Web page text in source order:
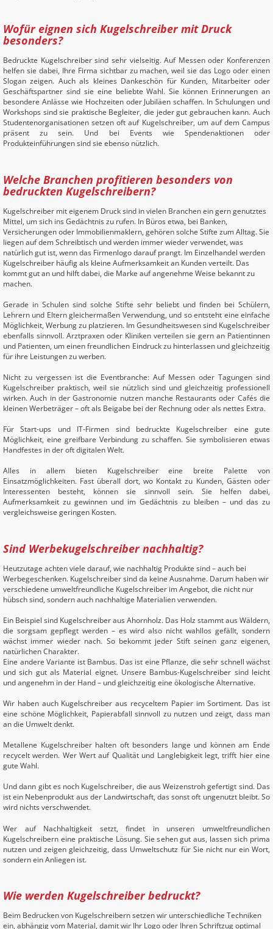
Wofür eignen sich Kugelschreiber mit Druck
besonders?
Bedruckte Kugelschreiber sind sehr vielseitig. Auf Messen oder Konferenzen
helfen sie dabei, Ihre Firma sichtbar zu machen, weil sie das Logo oder einen
Slogan zeigen. Auch als kleines Dankeschön für Kunden, Mitarbeiter oder
Geschäftspartner sind sie eine beliebte Wahl. Sie können Erinnerungen an
besondere Anlässe wie Hochzeiten oder Jubiläen schaffen. In Schulungen und
Workshops sind sie praktische Begleiter, die jeder gut gebrauchen kann. Auch
Studentenorganisationen setzen oft auf Kugelschreiber, um auf dem Campus
präsent zu sein. Und bei Events wie Spendenaktionen oder
Produkteinführungen sind sie ebenso nützlich.
Welche Branchen profitieren besonders von
bedruckten Kugelschreibern?
Kugelschreiber mit eigenem Druck sind in vielen Branchen ein gern genutztes
Mittel, um sich ins Gedächtnis zu rufen. In Büros etwa, bei Banken,
Versicherungen oder Immobilienmaklern, gehören solche Stifte zum Alltag. Sie
liegen auf dem Schreibtisch und werden immer wieder verwendet, was
natürlich gut ist, wenn das Firmenlogo darauf prangt. Im Einzelhandel werden
Kugelschreiber häufig als kleine Aufmerksamkeit an Kunden verteilt. Das
kommt gut an und hilft dabei, die Marke auf angenehme Weise bekannt zu
machen.
Gerade in Schulen sind solche Stifte sehr beliebt und finden bei Schülern,
Lehrern und Eltern gleichermaßen Verwendung, und so entsteht eine einfache
Möglichkeit, Werbung zu platzieren. Im Gesundheitswesen sind Kugelschreiber
ebenfalls sinnvoll. Arztpraxen oder Kliniken verteilen sie gern an Patientinnen
und Patienten, um einen freundlichen Eindruck zu hinterlassen und gleichzeitig
für ihre Leistungen zu werben.
Nicht zu vergessen ist die Eventbranche: Auf Messen oder Tagungen sind
Kugelschreiber praktisch, weil sie nützlich sind und gleichzeitig professionell
wirken. Auch in der Gastronomie nutzen manche Restaurants oder Cafés die
kleinen Werbeträger – oft als Beigabe bei der Rechnung oder als nettes Extra.
Für Start-ups und IT-Firmen sind bedruckte Kugelschreiber eine gute
Möglichkeit, eine greifbare Verbindung zu schaffen. Sie symbolisieren etwas
Handfestes in der oft digitalen Welt.
Alles in allem bieten Kugelschreiber eine breite Palette von
Einsatzmöglichkeiten. Fast überall dort, wo Kontakt zu Kunden, Gästen oder
Interessenten besteht, können sie sinnvoll sein. Sie helfen dabei,
Aufmerksamkeit zu gewinnen und im Gedächtnis zu bleiben – und das zu
vergleichsweise geringen Kosten.
Sind Werbekugelschreiber nachhaltig?
Heutzutage achten viele darauf, wie nachhaltig Produkte sind – auch bei
Werbegeschenken. Kugelschreiber sind da keine Ausnahme. Darum haben wir
verschiedene umweltfreundliche Kugelschreiber im Angebot, die nicht nur
hübsch sind, sondern auch nachhaltige Materialien verwenden.
Ein Beispiel sind Kugelschreiber aus Ahornholz. Das Holz stammt aus Wäldern,
die sorgsam gepflegt werden – es wird also nicht wahllos gefällt, sondern
wächst immer wieder nach. So bekommt jeder Stift seinen ganz eigenen,
natürlichen Charakter.
Eine andere Variante ist Bambus. Das ist eine Pflanze, die sehr schnell wächst
und sich gut als Material eignet. Unsere Bambus-Kugelschreiber sind leicht
und angenehm in der Hand – und gleichzeitig eine ökologische Alternative.
Wir haben auch Kugelschreiber aus recyceltem Papier im Sortiment. Das ist
eine schöne Möglichkeit, Papierabfall sinnvoll zu nutzen und zeigt, dass man
an die Umwelt denkt.
Metallene Kugelschreiber halten oft besonders lange und können am Ende
recycelt werden. Wer Wert auf Qualität und Langlebigkeit legt, trifft hier eine
gute Wahl.
Und dann gibt es noch Kugelschreiber, die aus Weizenstroh gefertigt sind. Das
ist ein Nebenprodukt aus der Landwirtschaft, das sonst oft ungenutzt bleibt. So
wird nichts verschwendet.
Wer auf Nachhaltigkeit setzt, findet in unseren umweltfreundlichen
Kugelschreibern eine praktische Lösung. Sie sehen gut aus, lassen sich prima
nutzen und zeigen gleichzeitig, dass Umweltschutz für Sie nicht nur ein Wort,
sondern ein Anliegen ist.
Wie werden Kugelschreiber bedruckt?
Beim Bedrucken von Kugelschreibern setzen wir unterschiedliche Techniken
ein, abhängig vom Material, damit wir Ihr Logo oder Ihren Schriftzug optimal